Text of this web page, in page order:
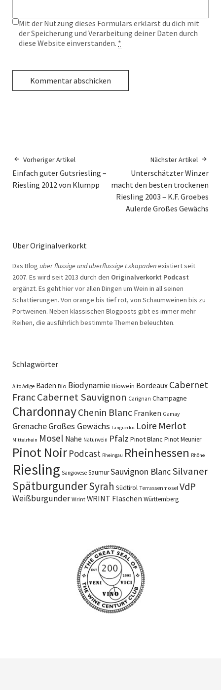
Mit der Nutzung dieses Formulars erklärst du dich mit
der Speicherung und Verarbeitung deiner Daten durch
diese Website einverstanden. *
Vorheriger Artikel
Einfach guter Gutsriesling –
Riesling 2012 von Klumpp
Nächster Artikel
Unterschätzter Winzer
macht den besten trockenen
Riesling 2003 – K.F. Groebes
Aulerde Großes Gewächs
Über Originalverkorkt
Das Blog über flüssige und überflüssige Eskapadenexistiert seit
2007. Es wird seit 2013 durch den Originalverkorkt Podcast
ergänzt. Es geht hier vor allen Dingen um Wein in all seinen
Schattierungen. Von orange bis tief rot, von Schaumweinen bis zu
Portweinen. Neben klassischen Blogposts gibt es immer mehr
Reihen, die ausführlich bestimmte Themen beleuchten.
Schlagwörter
Alto Adige Baden Bio BiodynamieBiowein Bordeaux Cabernet
FrancCabernet Sauvignon Carignan Champagne
ChardonnayChenin Blanc Franken Gamay
GrenacheGroßes Gewächs Languedoc Loire Merlot
Mittelrhein Mosel Nahe Naturwein Pfalz Pinot Blanc Pinot Meunier
Pinot Noir Podcast Rheingau Rheinhessen Rhône
Riesling Sangiovese SaumurSauvignon BlancSilvaner
SpätburgunderSyrah Südtirol Terrassenmosel VdP
Weißburgunder Wrint WRINT Flaschen Württemberg